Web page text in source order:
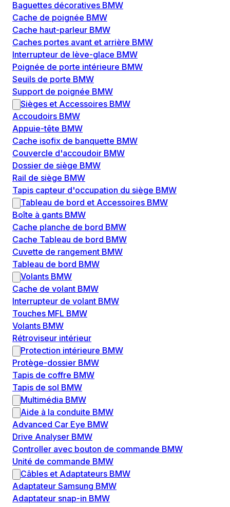
Baguettes décoratives BMW
Cache de poignée BMW
Cache haut-parleur BMW
Caches portes avant et arrière BMW
Interrupteur de lève-glace BMW
Poignée de porte intérieure BMW
Seuils de porte BMW
Support de poignée BMW
Sièges et Accessoires BMW
Accoudoirs BMW
Appuie-tête BMW
Cache isofix de banquette BMW
Couvercle d'accoudoir BMW
Dossier de siège BMW
Rail de siège BMW
Tapis capteur d'occupation du siège BMW
Tableau de bord et Accessoires BMW
Boîte à gants BMW
Cache planche de bord BMW
Cache Tableau de bord BMW
Cuvette de rangement BMW
Tableau de bord BMW
Volants BMW
Cache de volant BMW
Interrupteur de volant BMW
Touches MFL BMW
Volants BMW
Rétroviseur intérieur
Protection intérieure BMW
Protège-dossier BMW
Tapis de coffre BMW
Tapis de sol BMW
Multimédia BMW
Aide à la conduite BMW
Advanced Car Eye BMW
Drive Analyser BMW
Controller avec bouton de commande BMW
Unité de commande BMW
Câbles et Adaptateurs BMW
Adaptateur Samsung BMW
Adaptateur snap-in BMW